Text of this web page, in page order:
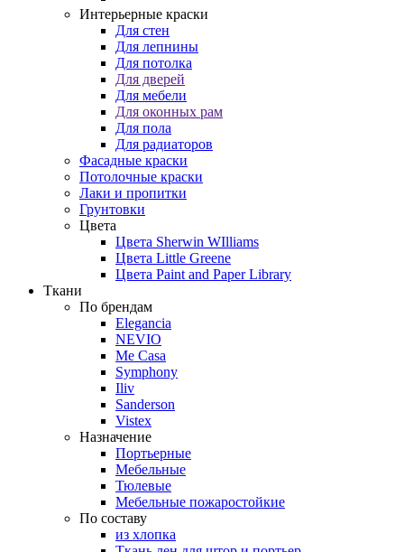
Интерьерные краски
Для стен
Для лепнины
Для потолка
Для дверей
Для мебели
Для оконных рам
Для пола
Для радиаторов
Фасадные краски
Потолочные краски
Лаки и пропитки
Грунтовки
Цвета
Цвета Sherwin WIlliams
Цвета Little Greene
Цвета Paint and Paper Library
Ткани
По брендам
Elegancia
NEVIO
Me Casa
Symphony
Iliv
Sanderson
Vistex
Назначение
Портьерные
Мебельные
Тюлевые
Мебельные пожаростойкие
По составу
из хлопка